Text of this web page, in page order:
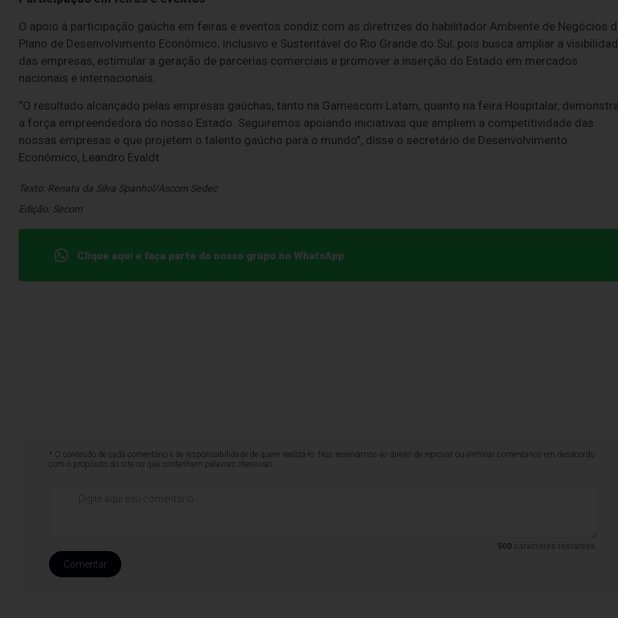
O apoio à participação gaúcha em feiras e eventos condiz com as diretrizes do habilitador Ambiente de Negócios
Plano de Desenvolvimento Econômico, Inclusivo e Sustentável do Rio Grande do Sul, pois busca ampliar a
das empresas, estimular a geração de parcerias comerciais e promover a inserção do Estado em mercados
nacionais e internacionais.
“O resultado alcançado pelas empresas gaúchas, tanto na Gamescom Latam, quanto na feira Hospitalar, demonstra
a força empreendedora do nosso Estado. Seguiremos apoiando iniciativas que ampliem a competitividade das
nossas empresas e que projetem o talento gaúcho para o mundo”, disse o secretário de Desenvolvimento
Econômico, Leandro Evaldt.
Texto: Renata da Silva Spanhol/Ascom Sedec
Edição: Secom
Clique aqui e faça parte do nosso grupo no WhatsApp
* O conteúdo de cada comentário é de responsabilidade de quem realizá-lo. Nos reservamos ao direito de reprovar ou eliminar comentários em desacordo
com o propósito do site ou que contenham palavras ofensivas.
500caracteres restantes.
Comentar